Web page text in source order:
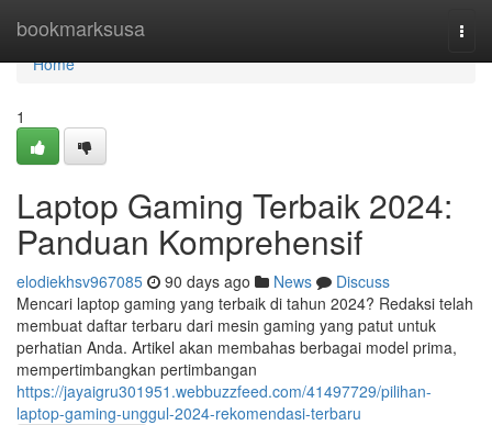
bookmarksusa
Home
Home
1
Laptop Gaming Terbaik 2024:
Panduan Komprehensif
elodiekhsv967085 90 days ago News
Discuss
Mencari laptop gaming yang terbaik di tahun 2024? Redaksi telah
membuat daftar terbaru dari mesin gaming yang patut untuk
perhatian Anda. Artikel akan membahas berbagai model prima,
mempertimbangkan pertimbangan
https://jayaigru301951.webbuzzfeed.com/41497729/pilihan-
laptop-gaming-unggul-2024-rekomendasi-terbaru